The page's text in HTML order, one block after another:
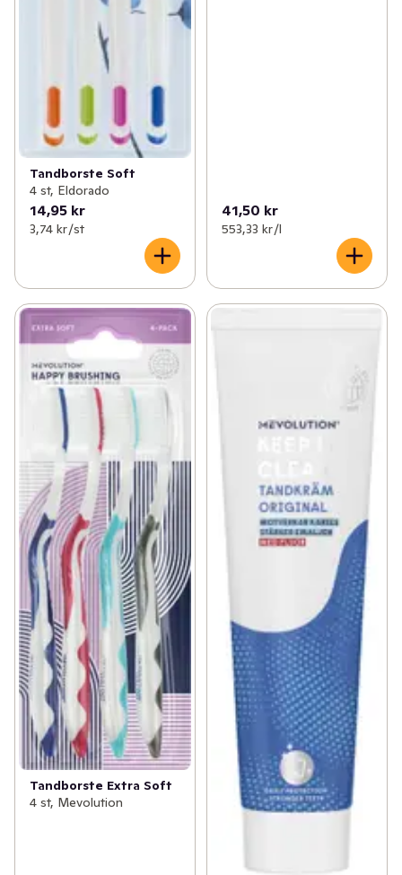
Tandborste Soft
4 st, Eldorado
14,95 kr
3,74 kr /st
41,50 kr
553,33 kr /l
Tandborste Extra Soft
4 st, Mevolution